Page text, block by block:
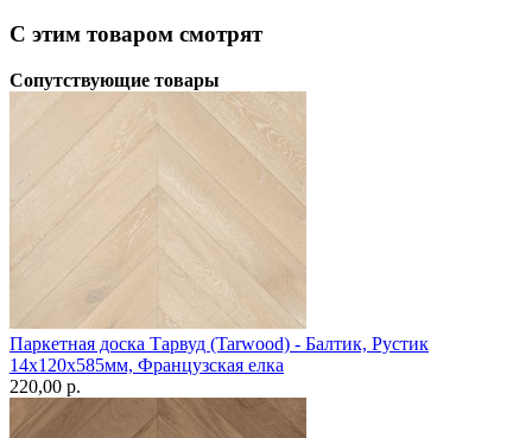
С этим товаром смотрят
Сопутствующие товары
Паркетная доска Тарвуд (Tarwood) - Балтик, Рустик
14х120х585мм, Французская елка
220,00 p.